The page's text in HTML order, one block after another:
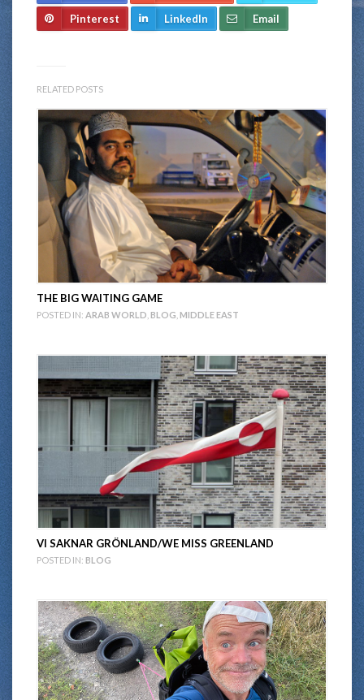
Pinterest LinkedIn Email
RELATED POSTS
THE BIG WAITING GAME
POSTED IN: ARAB WORLD BLOG MIDDLE EAST
VI SAKNAR GRÖNLAND/WE MISS GREENLAND
POSTED IN: BLOG